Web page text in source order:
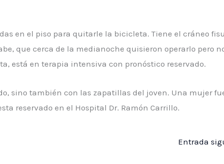
en el piso para quitarle la bicicleta. Tiene el cráneo
que cerca de la medianoche quisieron operarlo pero
está en terapia intensiva con pronóstico reservado.
sino también con las zapatillas del joven. Una mujer
reservado en el Hospital Dr. Ramón Carrillo.
Entrada